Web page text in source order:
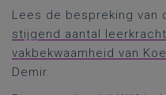
Lees de bespreking van
stijgend aantal
vakbekwaamheid van
Demir.